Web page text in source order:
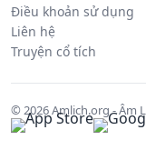
Điều khoản sử dụng
Liên hệ
Truyện cổ tích
© 2026 Amlich.org - Âm